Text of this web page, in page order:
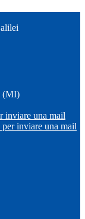
(MI)
inviare una mail
inviare una mail